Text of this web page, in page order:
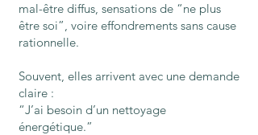
mal-être diffus, sensations de “ne plus
être soi”, voire effondrements sans cause
rationnelle.
Souvent, elles arrivent avec une demande
claire :
“J’ai besoin d’un nettoyage
énergétique.”